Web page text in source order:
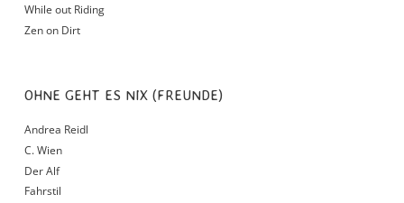
While out Riding
Zen on Dirt
OHNE GEHT ES NIX (FREUNDE)
Andrea Reidl
C. Wien
Der Alf
Fahrstil